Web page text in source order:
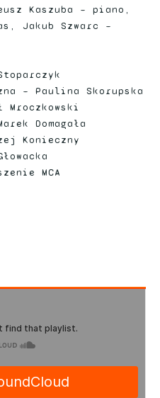
Kaszuba – piano,
Jakub Szwarc –
– Paulina Skorupska
Domagała
Konieczny
MCA